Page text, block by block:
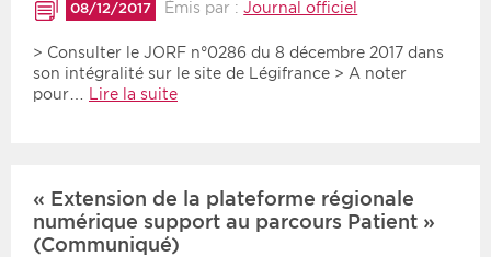
08/12/2017 Émis par :Journal officiel
> Consulter le JORF n°0286 du 8 décembre 2017 dans
son intégralité sur le site de Légifrance > A noter
pour…
Lire la suite
« Extension de la plateforme régionale
numérique support au parcours Patient »
(Communiqué)